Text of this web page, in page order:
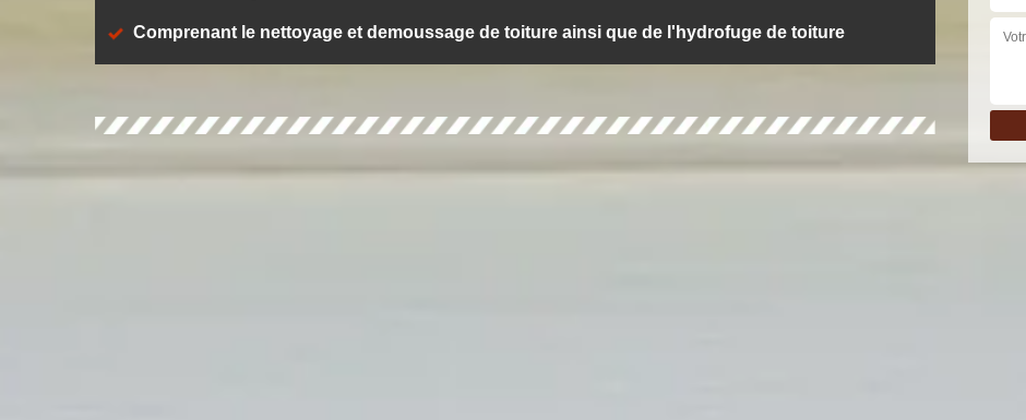
Comprenant le nettoyage et demoussage de toiture ainsi que de l'hydrofuge de toiture